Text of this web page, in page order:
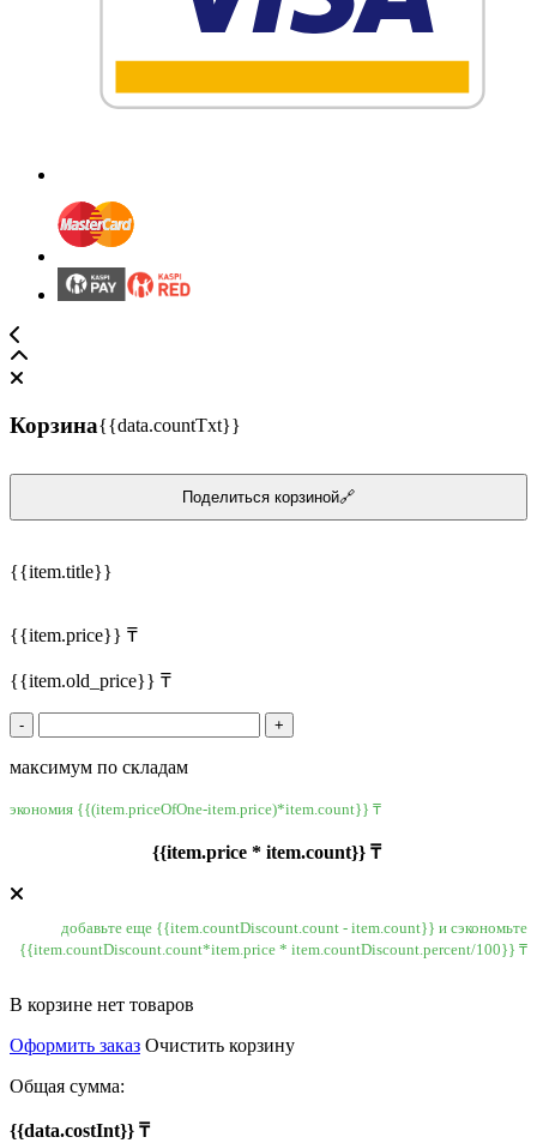
Корзина{{data.countTxt}}
Поделиться корзиной🔗
{{item.title}}
{{item.price}} ₸
{{item.old_price}} ₸
- +
максимум по складам
экономия {{(item.priceOfOne-item.price)*item.count}} ₸
{{item.price * item.count}} ₸
добавьте еще {{item.countDiscount.count - item.count}} и сэкономьте
{{item.countDiscount.count*item.price * item.countDiscount.percent/100}} ₸
В корзине нет товаров
Оформить заказ Очистить корзину
Общая сумма:
{{data.costInt}} ₸